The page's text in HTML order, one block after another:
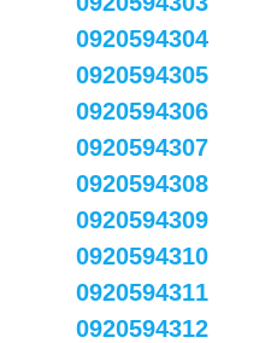
0920594304
0920594305
0920594306
0920594307
0920594308
0920594309
0920594310
0920594311
0920594312